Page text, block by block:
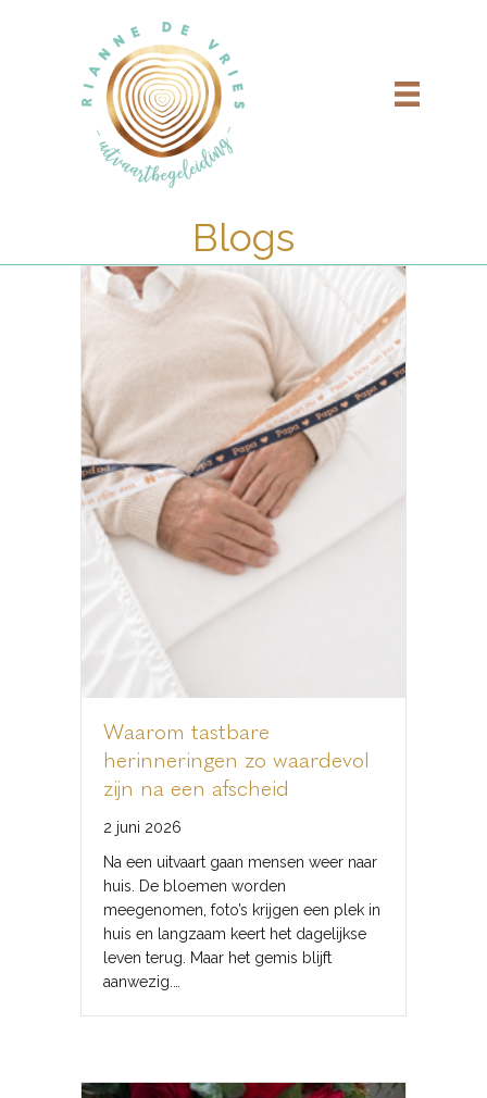
Blogs
Waarom tastbare
herinneringen zo waardevol
zijn na een afscheid
2 juni 2026
Na een uitvaart gaan mensen weer naar
huis. De bloemen worden
meegenomen, foto’s krijgen een plek in
huis en langzaam keert het dagelijkse
leven terug. Maar het gemis blijft
aanwezig.…